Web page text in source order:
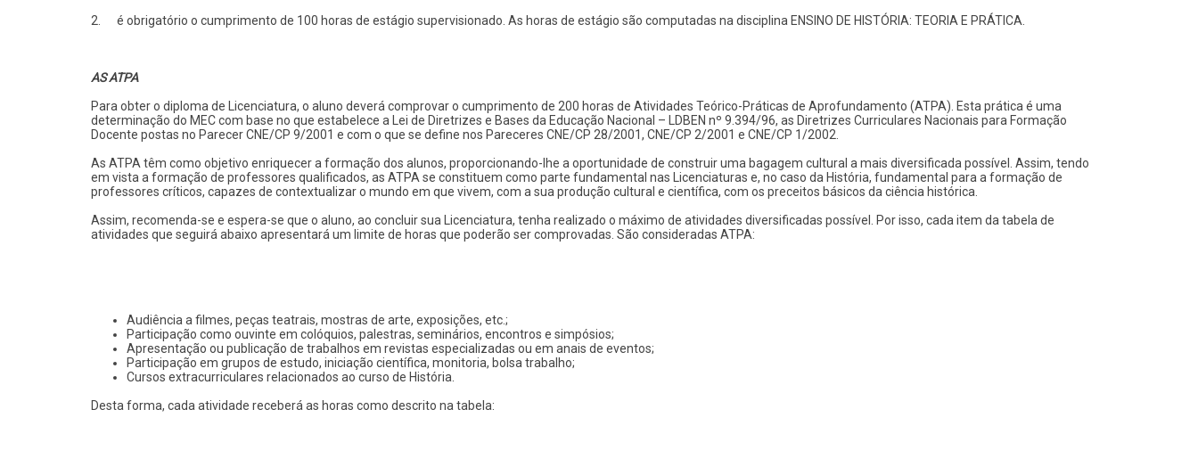
2. é obrigatório o cumprimento de 100 horas de estágio supervisionado. As horas de estágio são computadas na disciplina ENSINO DE HISTÓRIA: TEORIA E PRÁTICA.
AS ATPA
Para obter o diploma de Licenciatura, o aluno deverá comprovar o cumprimento de 200 horas de Atividades Teórico-Práticas de Aprofundamento (ATPA). Esta prática é uma
determinação do MEC com base no que estabelece a Lei de Diretrizes e Bases da Educação Nacional – LDBEN nº 9.394/96, as Diretrizes Curriculares Nacionais para Formação
Docente postas no Parecer CNE/CP 9/2001 e com o que se define nos Pareceres CNE/CP 28/2001, CNE/CP 2/2001 e CNE/CP 1/2002.
As ATPA têm como objetivo enriquecer a formação dos alunos, proporcionando-lhe a oportunidade de construir uma bagagem cultural a mais diversificada possível. Assim, tendo
em vista a formação de professores qualificados, as ATPA se constituem como parte fundamental nas Licenciaturas e, no caso da História, fundamental para a formação de
professores críticos, capazes de contextualizar o mundo em que vivem, com a sua produção cultural e científica, com os preceitos básicos da ciência histórica.
Assim, recomenda-se e espera-se que o aluno, ao concluir sua Licenciatura, tenha realizado o máximo de atividades diversificadas possível. Por isso, cada item da tabela de
atividades que seguirá abaixo apresentará um limite de horas que poderão ser comprovadas. São consideradas ATPA:
Audiência a filmes, peças teatrais, mostras de arte, exposições, etc.;
Participação como ouvinte em colóquios, palestras, seminários, encontros e simpósios;
Apresentação ou publicação de trabalhos em revistas especializadas ou em anais de eventos;
Participação em grupos de estudo, iniciação científica, monitoria, bolsa trabalho;
Cursos extracurriculares relacionados ao curso de História.
Desta forma, cada atividade receberá as horas como descrito na tabela: